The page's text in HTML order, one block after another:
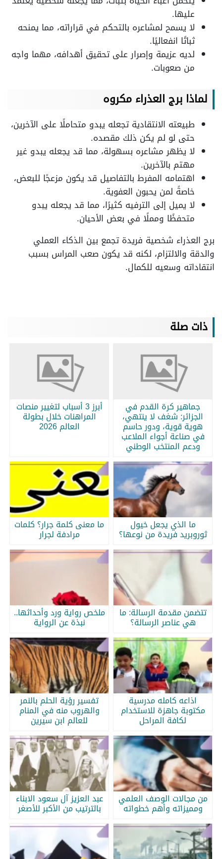
عليها.
لا يسمح لمشاعره بالتحكم في قراراته، مما يمنحه
ثباتًا انفعاليًا.
لديه عزيمة وإصرار على تحقيق أهدافه، مهما واجه
من صعوبات.
لماذا برج العذراء مكروه
طبيعته الانتقادية تجعله يبدو متحاملًا على الآخرين،
حتى لو لم يكن ذلك مقصده.
لا يظهر مشاعره بسهولة، مما قد يجعله يبدو غير
مهتم بالآخرين.
اهتمامه المفرط بالتفاصيل قد يكون مزعجًا للبعض،
خاصةً لمن يحبون العفوية.
لا يميل إلى الترفيه كثيرًا، مما قد يجعله يبدو
متحفظًا ومملًا في بعض الأحيان.
برج العذراء شخصية فريدة تجمع بين الذكاء العملي
والدقة والالتزام، لكنه قد يكون صعب المراس بسبب
انتقاداته وسعيه للكمال.
ذات صلة
جماهير كرة القدم في
الجزائر: شغف لا ينتهي،
هوية قوية، ودور حاسم
في صناعة أجواء الملاعب
ودعم المنتخب الوطني
أبرز 3 أسباب لتغيير منصات
المراهنات خلال بطولة
العالم 2026
ما الذي يجعل خيول
ثوروبريد فريدة من نوعها؟
ما معنى كلمة جرار؟ كلمات
مرادفة لجرار
تتضمن مقدمة الرسالة: ما
هي عناصر الرسالة؟
ملخص رواية ورد وأحداثها..
نبذة عن الرواية
اذاعه كامله مدرسية
مكتوبة جاهزة للاستخدام
لكافة المراحل
تفسير رؤية الحلم بالنمر
والهروب منه في المنام
للعالم ابن سيرين
من مجالات الوصف العلمي
ومميزاته وأهم خطواته
عبد العزيز آل سعود الابناء
بالترتيب من الأكبر للأصغر